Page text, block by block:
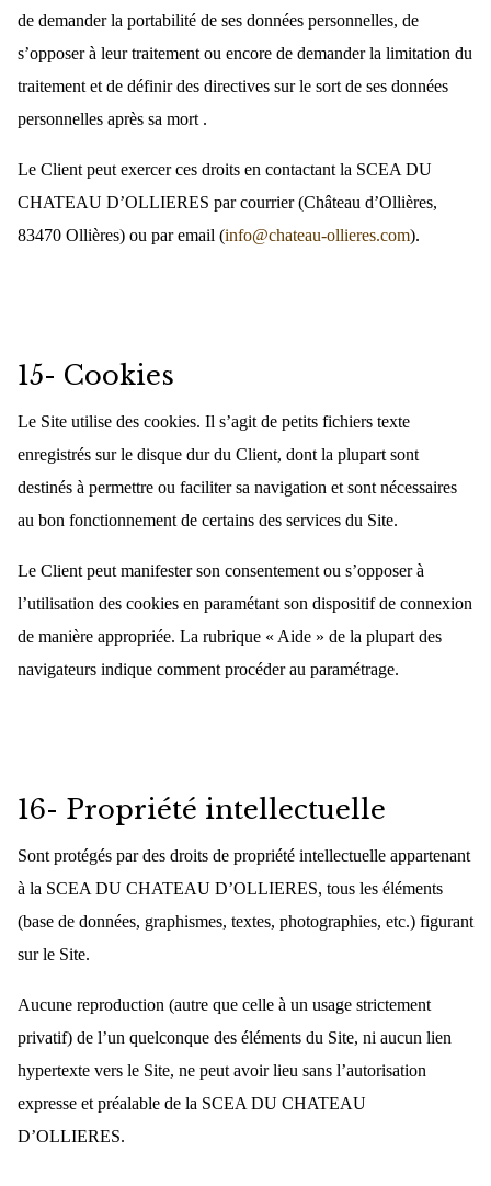
de demander la portabilité de ses données personnelles, de
s’opposer à leur traitement ou encore de demander la limitation du
traitement et de définir des directives sur le sort de ses données
personnelles après sa mort .
Le Client peut exercer ces droits en contactant la SCEA DU
CHATEAU D’OLLIERES par courrier (Château d’Ollières,
83470 Ollières) ou par email (info@chateau-ollieres.com).
15- Cookies
Le Site utilise des cookies. Il s’agit de petits fichiers texte
enregistrés sur le disque dur du Client, dont la plupart sont
destinés à permettre ou faciliter sa navigation et sont nécessaires
au bon fonctionnement de certains des services du Site.
Le Client peut manifester son consentement ou s’opposer à
l’utilisation des cookies en paramétant son dispositif de connexion
de manière appropriée. La rubrique « Aide » de la plupart des
navigateurs indique comment procéder au paramétrage.
16- Propriété intellectuelle
Sont protégés par des droits de propriété intellectuelle appartenant
à la SCEA DU CHATEAU D’OLLIERES, tous les éléments
(base de données, graphismes, textes, photographies, etc.) figurant
sur le Site.
Aucune reproduction (autre que celle à un usage strictement
privatif) de l’un quelconque des éléments du Site, ni aucun lien
hypertexte vers le Site, ne peut avoir lieu sans l’autorisation
expresse et préalable de la SCEA DU CHATEAU
D’OLLIERES.